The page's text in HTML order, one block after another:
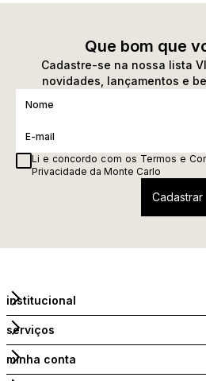
Que bom que
Cadastre-se na nossa lista
novidades, lançamentos e
Li e concordo com os Termos e
Privacidade da Monte Carlo
institucional
serviços
minha conta